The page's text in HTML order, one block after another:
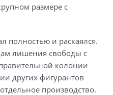
размере с
полностью и раскаялся.
лишения свободы с
колонии
других фигурантов
производство.